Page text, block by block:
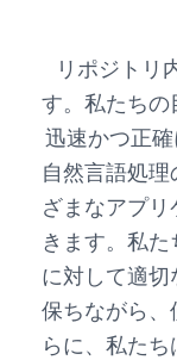
リポジトリ
す。私たちの
迅速かつ正確
自然言語処
ざまなアプ
きます。私
に対して適
保ちながら、
らに、私た